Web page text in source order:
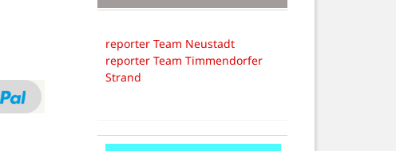
reporter Team Neustadt
reporter Team Timmendorfer
Strand